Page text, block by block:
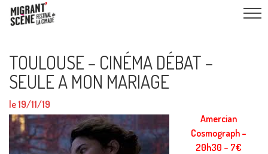
TOULOUSE – CINÉMA DÉBAT –
SEULE A MON MARIAGE
le 19/11/19
Amercian
Cosmograph –
20h30 – 7€